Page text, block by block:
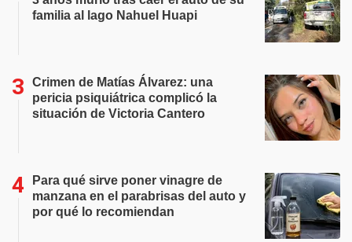
familia al lago Nahuel Huapi
Crimen de Matías Álvarez: una
pericia psiquiátrica complicó la
situación de Victoria Cantero
Para qué sirve poner vinagre de
manzana en el parabrisas del auto y
por qué lo recomiendan